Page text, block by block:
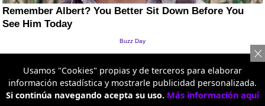
Usamos "Cookies" propias y de terceros para elaborar
información estadística y mostrarle publicidad personalizada.
Si continúa navegando acepta su uso. Más información aquí